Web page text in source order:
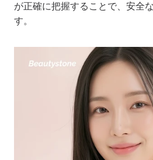
が正確に把握することで、安全
す。